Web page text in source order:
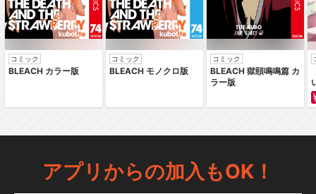
コミック
BLEACH カラー版
コミック
BLEACH モノクロ版
コミック
BLEACH 獄頤鳴鳴篇 カ
ラー版
アプリからの加入もOK！